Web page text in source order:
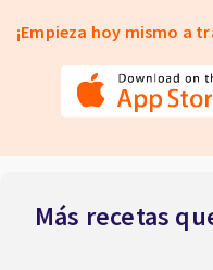
¡Empieza hoy mismo a
Más recetas